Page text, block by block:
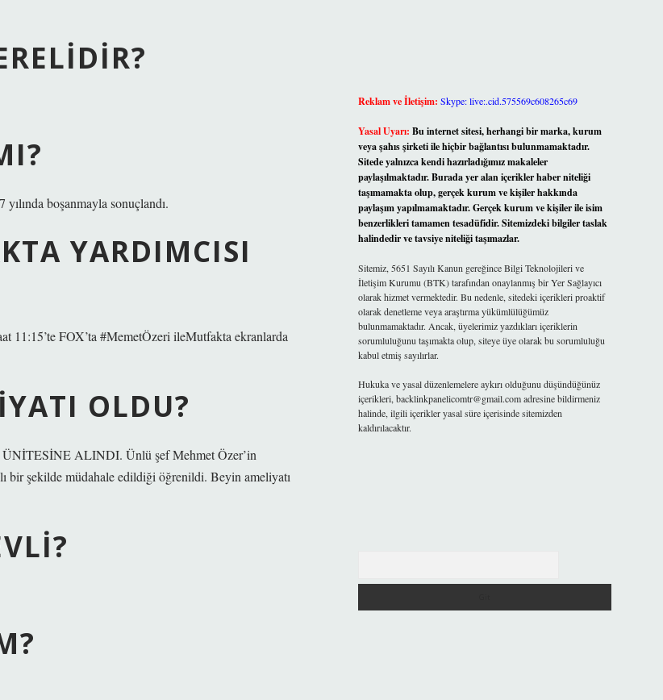
boşanmayla sonuçlandı.
YARDIMCISI
11:15’te FOX’ta #MemetÖzeri ileMutfakta ekranlarda
OLDU?
ALINDI. Ünlü şef Mehmet Özer’in
bir şekilde müdahale edildiği öğrenildi. Beyin ameliyatı
Reklam ve İletişim: Skype: live:.cid.575569c608265c69
Yasal Uyarı: Bu internet sitesi, herhangi bir marka, kurum
veya şahıs şirketi ile hiçbir bağlantısı bulunmamaktadır.
Sitede yalnızca kendi hazırladığımız makaleler
paylaşılmaktadır. Burada yer alan içerikler haber niteliği
taşımamakta olup, gerçek kurum ve kişiler hakkında
paylaşım yapılmamaktadır. Gerçek kurum ve kişiler ile isim
benzerlikleri tamamen tesadüfidir. Sitemizdeki bilgiler taslak
halindedir ve tavsiye niteliği taşımazlar.
Sitemiz, 5651 Sayılı Kanun gereğince Bilgi Teknolojileri ve
İletişim Kurumu (BTK) tarafından onaylanmış bir Yer Sağlayıcı
olarak hizmet vermektedir. Bu nedenle, sitedeki içerikleri proaktif
olarak denetleme veya araştırma yükümlülüğümüz
bulunmamaktadır. Ancak, üyelerimiz yazdıkları içeriklerin
sorumluluğunu taşımakta olup, siteye üye olarak bu sorumluluğu
kabul etmiş sayılırlar.
Hukuka ve yasal düzenlemelere aykırı olduğunu düşündüğünüz
içerikleri, backlinkpanelicomtr@gmail.comadresine bildirmeniz
halinde, ilgili içerikler yasal süre içerisinde sitemizden
kaldırılacaktır.